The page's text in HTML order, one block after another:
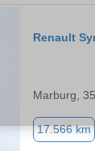
Renault
Marburg,
17.566 km